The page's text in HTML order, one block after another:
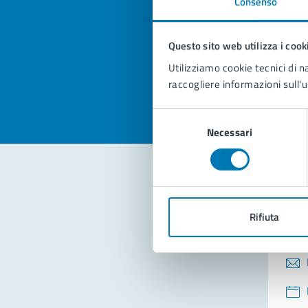
Questo sito web utilizza i
Utilizziamo cookie tecnici di
raccogliere informazioni
consenso
Necessari
Rifiuta